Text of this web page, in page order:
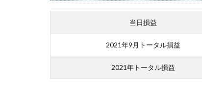
当日損益
2021年9月トータル損益
2021年トータル損益